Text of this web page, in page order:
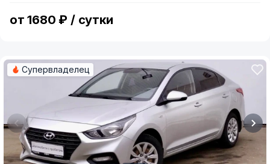
от 1680 ₽ / сутки
Супервладелец